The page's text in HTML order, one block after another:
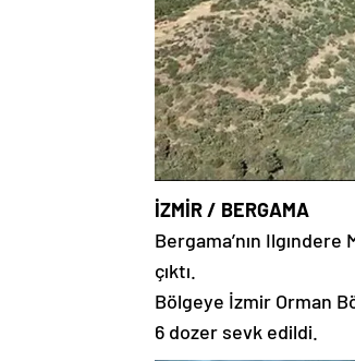
İZMİR / BERGAMA
Bergama’nın
çıktı.
Bölgeye İzmir Orman
6 dozer sevk edildi.